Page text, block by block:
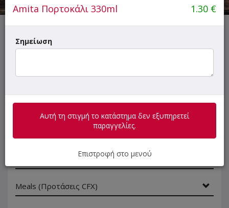
ΜΕΝΟΥ ΠΛΗΡΟΦΟΡΙΕΣ ΑΞΙΟΛΟΓΗΣΕΙΣ
SUPER Προσφορές
Meals (Προτάσεις CFX)
Amita Πορτοκάλι 330ml 1.30 €
Σημείωση
Αυτή τη στιγμή το κατάστημα δεν εξυπηρετεί
παραγγελίες.
Επιστροφή στο μενού